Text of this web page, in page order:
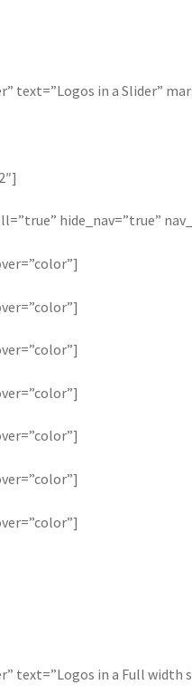
text=”Logos in a Slider”
hide_nav=”true”
text=”Logos in a Full width